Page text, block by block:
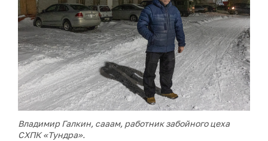
Владимир Галкин, сааам, работник забойного цеха
СХПК «Тундра».